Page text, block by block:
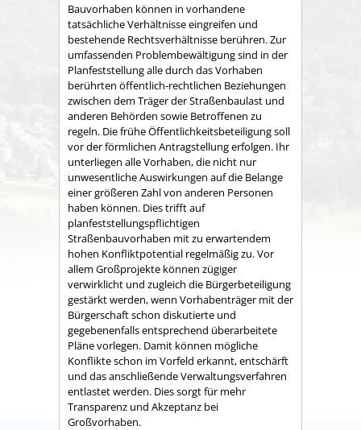
Bauvorhaben können in vorhandene
tatsächliche Verhältnisse eingreifen und
bestehende Rechtsverhältnisse berühren. Zur
umfassenden Problembewältigung sind in der
Planfeststellung alle durch das Vorhaben
berührten öffentlich-rechtlichen Beziehungen
zwischen dem Träger der Straßenbaulast und
anderen Behörden sowie Betroffenen zu
regeln. Die frühe Öffentlichkeitsbeteiligung soll
vor der förmlichen Antragstellung erfolgen. Ihr
unterliegen alle Vorhaben, die nicht nur
unwesentliche Auswirkungen auf die Belange
einer größeren Zahl von anderen Personen
haben können. Dies trifft auf
planfeststellungspflichtigen
Straßenbauvorhaben mit zu erwartendem
hohen Konfliktpotential regelmäßig zu. Vor
allem Großprojekte können zügiger
verwirklicht und zugleich die Bürgerbeteiligung
gestärkt werden, wenn Vorhabenträger mit der
Bürgerschaft schon diskutierte und
gegebenenfalls entsprechend überarbeitete
Pläne vorlegen. Damit können mögliche
Konflikte schon im Vorfeld erkannt, entschärft
und das anschließende Verwaltungsverfahren
entlastet werden. Dies sorgt für mehr
Transparenz und Akzeptanz bei
Großvorhaben.